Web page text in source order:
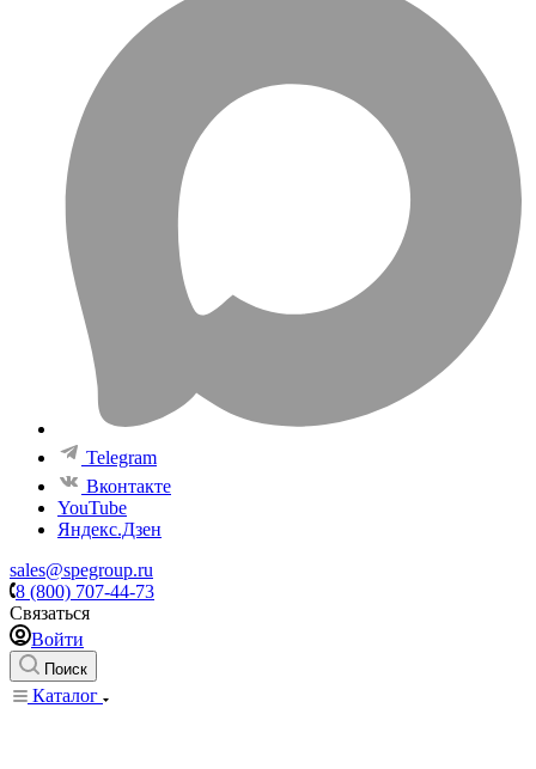
Telegram
Вконтакте
YouTube
Яндекс.Дзен
sales@spegroup.ru
8 (800) 707-44-73
Связаться
Войти
Поиск
Каталог